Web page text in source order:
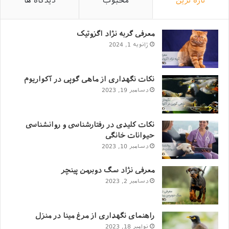
با هوشیار کردن فرد سرپرست در این زمینه که نگهداری از
حیوانات خانگی چه خوبی ها و بدی ها، چه سختی ها و لذت
هایی دارد، قادر هستید واگذاری رایگان بسیار خوبی را شکل
دهید.
نکته دیگری که باید در واگذاری حیوانات خانگی خود در نظر
بگیرید، عکسی است که در آگهی ها منتشر می‌کنید؛
عکس نشر یافته از حیوان واگذاری باید واضح، با کیفیت و
درشت باشد.
این نکته بسیار اهمیت دارد زیرا اولین نکته ای است که باعث
جلب توجه فرد متقاضی می‌شود.
معرفی گربه نژاد اگزوتیک
ژانویه 1, 2024
نکات نگهداری از ماهی گوپی در آکواریوم
دسامبر 19, 2023
نکات کلیدی در رفتارشناسی و روانشناسی
حیوانات خانگی
دسامبر 10, 2023
معرفی نژاد سگ دوبرمن پینچر
دسامبر 2, 2023
راهنمای نگهداری از مرغ مینا در منزل